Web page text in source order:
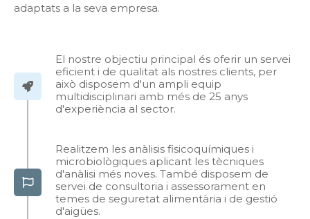
adaptats a la seva empresa.
El nostre objectiu principal és oferir un servei
eficient i de qualitat als nostres clients, per
això disposem d'un ampli equip
multidisciplinari amb més de 25 anys
d'experiència al sector.
Realitzem les anàlisis fisicoquímiques i
microbiològiques aplicant les tècniques
d'anàlisi més noves. També disposem de
servei de consultoria i assessorament en
temes de seguretat alimentària i de gestió
d'aigües.